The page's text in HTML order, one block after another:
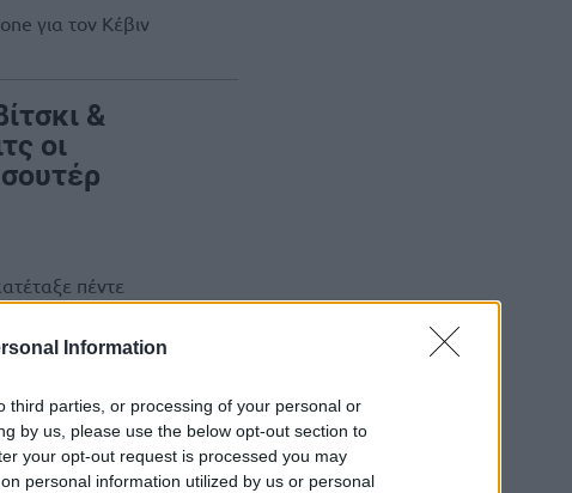
Information
third parties, or processing of your personal or
by us, please use the below opt-out section to
your opt-out request is processed you may
personal information utilized by us or personal
για τον Κέβιν
&
οι
πέντε
σουτέρ, με τον
Γερμανία δεν
ποτέ
επειδή